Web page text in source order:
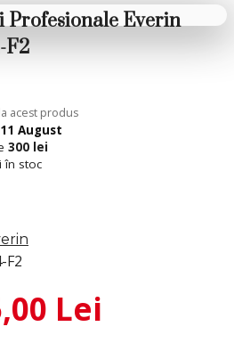
Profesionale Everin
F2
acest produs
August
300 lei
în stoc
F2
Lei